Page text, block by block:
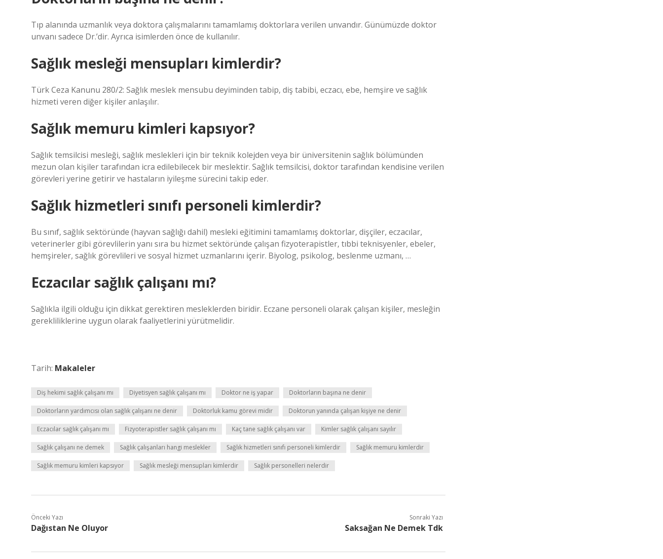
Tıp alanında uzmanlık veya doktora çalışmalarını tamamlamış doktorlara verilen unvandır. Günümüzde doktor
unvanı sadece Dr.’dir. Ayrıca isimlerden önce de kullanılır.
Sağlık mesleği mensupları kimlerdir?
Türk Ceza Kanunu 280/2: Sağlık meslek mensubu deyiminden tabip, diş tabibi, eczacı, ebe, hemşire ve sağlık
hizmeti veren diğer kişiler anlaşılır.
Sağlık memuru kimleri kapsıyor?
Sağlık temsilcisi mesleği, sağlık meslekleri için bir teknik kolejden veya bir üniversitenin sağlık bölümünden
mezun olan kişiler tarafından icra edilebilecek bir meslektir. Sağlık temsilcisi, doktor tarafından kendisine verilen
görevleri yerine getirir ve hastaların iyileşme sürecini takip eder.
Sağlık hizmetleri sınıfı personeli kimlerdir?
Bu sınıf, sağlık sektöründe (hayvan sağlığı dahil) mesleki eğitimini tamamlamış doktorlar, dişçiler, eczacılar,
veterinerler gibi görevlilerin yanı sıra bu hizmet sektöründe çalışan fizyoterapistler, tıbbi teknisyenler, ebeler,
hemşireler, sağlık görevlileri ve sosyal hizmet uzmanlarını içerir. Biyolog, psikolog, beslenme uzmanı, …
Eczacılar sağlık çalışanı mı?
Sağlıkla ilgili olduğu için dikkat gerektiren mesleklerden biridir. Eczane personeli olarak çalışan kişiler, mesleğin
gerekliliklerine uygun olarak faaliyetlerini yürütmelidir.
Tarih: Makaleler
Diş hekimi sağlık çalışanı mı Diyetisyen sağlık çalışanı mı Doktor ne iş yapar Doktorların başına ne denir
Doktorların yardımcısı olan sağlık çalışanı ne denir Doktorluk kamu görevi midir Doktorun yanında çalışan kişiye ne denir
Eczacılar sağlık çalışanı mı Fizyoterapistler sağlık çalışanı mı Kaç tane sağlık çalışanı var Kimler sağlık çalışanı sayılır
Sağlık çalışanı ne demek Sağlık çalışanları hangi meslekler Sağlık hizmetleri sınıfı personeli kimlerdir Sağlık memuru kimlerdir
Sağlık memuru kimleri kapsıyor Sağlık mesleği mensupları kimlerdir Sağlık personelleri nelerdir
Önceki Yazı
Dağıstan Ne Oluyor
Sonraki Yazı
Saksağan Ne Demek Tdk